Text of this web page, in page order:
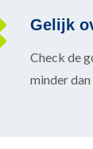
Gelijk
Check de
minder